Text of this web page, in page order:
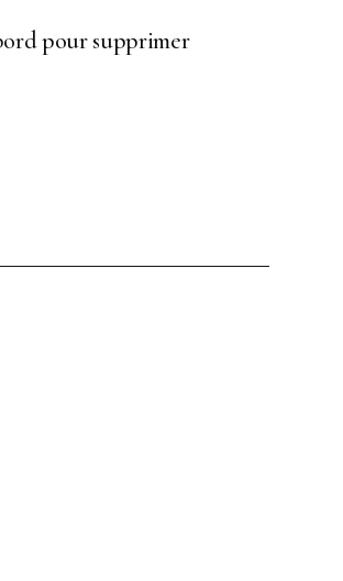
pour supprimer